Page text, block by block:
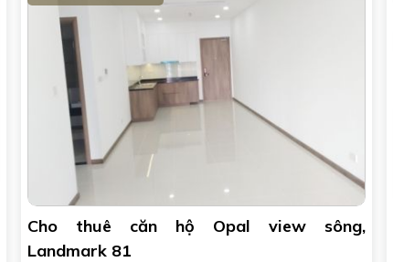
Cho thuê căn hộ Opal view sông,
Landmark 81